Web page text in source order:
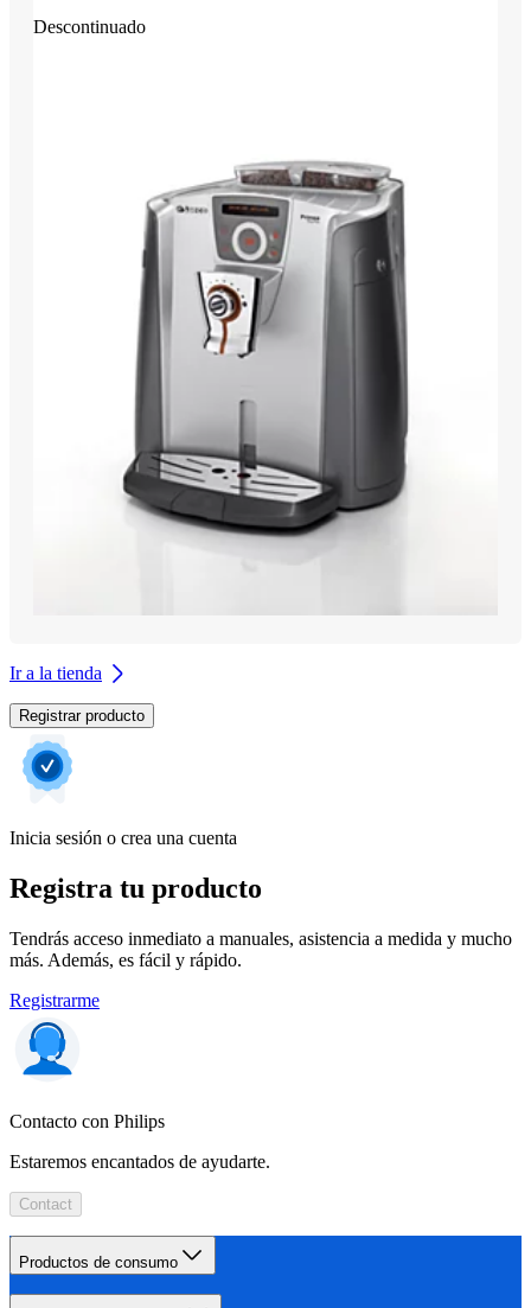
Descontinuado
Ir a la tienda
Registrar producto
Inicia sesión o crea una cuenta
Registra tu producto
Tendrás acceso inmediato a manuales, asistencia a medida y mucho
más. Además, es fácil y rápido.
Registrarme
Contacto con Philips
Estaremos encantados de ayudarte.
Contact
Productos de consumo